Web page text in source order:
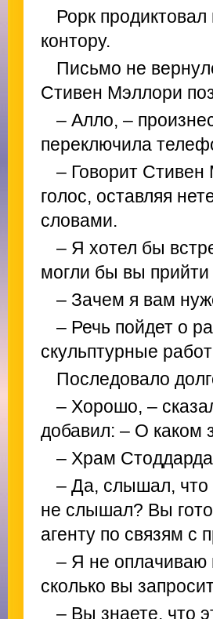
Рорк
контору.
Письмо не
Стивен Мэллори
– Алло, –
переключила
– Говорит
голос, оставляя
словами.
– Я хотел бы
могли бы вы прийти
– Зачем я вам
– Речь пойдет о
скульптурные
Последовало
– Хорошо, –
добавил: – О каком
– Храм
– Да, слышал, что
не слышал? Вы
агенту по связям с
– Я не оплачиваю
сколько вы
– Вы знаете, что